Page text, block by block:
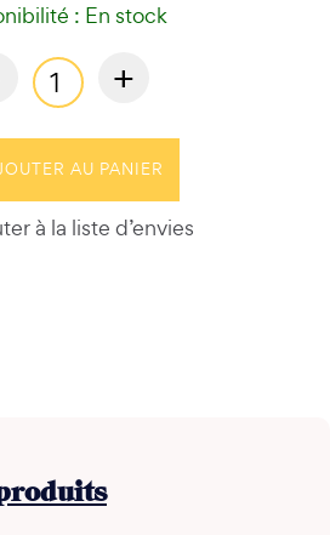
: En stock
+
AU PANIER
à la liste d’envies